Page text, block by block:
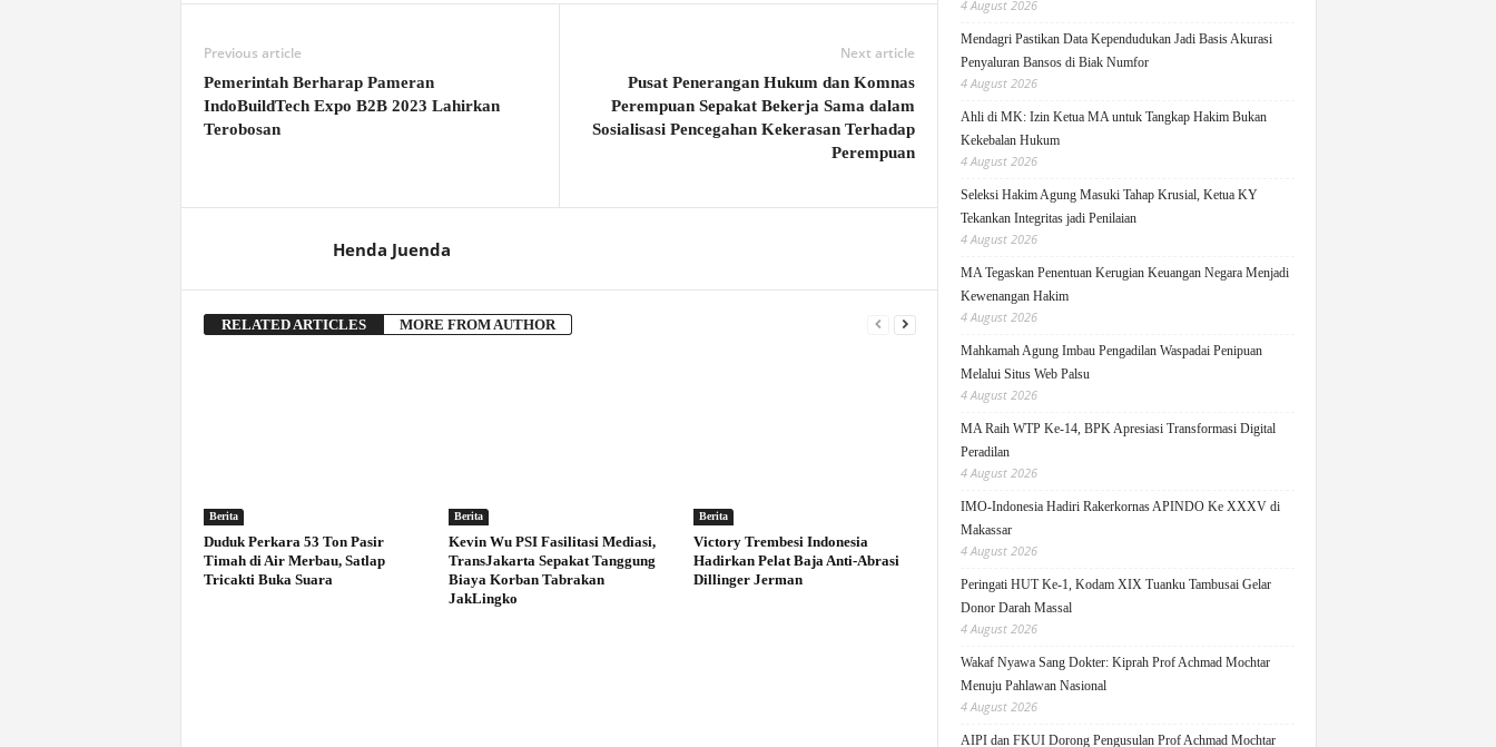
Previous article
Pemerintah Berharap Pameran
IndoBuildTech Expo B2B 2023 Lahirkan
Terobosan
Next article
Pusat Penerangan Hukum dan Komnas
Perempuan Sepakat Bekerja Sama dalam
Sosialisasi Pencegahan Kekerasan Terhadap
Perempuan
Henda Juenda
RELATED ARTICLES MORE FROM AUTHOR
Berita
Duduk Perkara 53 Ton Pasir
Timah di Air Merbau, Satlap
Tricakti Buka Suara
Berita
Kevin Wu PSI Fasilitasi Mediasi,
TransJakarta Sepakat Tanggung
Biaya Korban Tabrakan
JakLingko
Berita
Victory Trembesi Indonesia
Hadirkan Pelat Baja Anti-Abrasi
Dillinger Jerman
4 August 2026
Mendagri Pastikan Data Kependudukan Jadi Basis Akurasi
Penyaluran Bansos di Biak Numfor
4 August 2026
Ahli di MK: Izin Ketua MA untuk Tangkap Hakim Bukan
Kekebalan Hukum
4 August 2026
Seleksi Hakim Agung Masuki Tahap Krusial, Ketua KY
Tekankan Integritas jadi Penilaian
4 August 2026
MA Tegaskan Penentuan Kerugian Keuangan Negara Menjadi
Kewenangan Hakim
4 August 2026
Mahkamah Agung Imbau Pengadilan Waspadai Penipuan
Melalui Situs Web Palsu
4 August 2026
MA Raih WTP Ke-14, BPK Apresiasi Transformasi Digital
Peradilan
4 August 2026
IMO-Indonesia Hadiri Rakerkornas APINDO Ke XXXV di
Makassar
4 August 2026
Peringati HUT Ke-1, Kodam XIX Tuanku Tambusai Gelar
Donor Darah Massal
4 August 2026
Wakaf Nyawa Sang Dokter: Kiprah Prof Achmad Mochtar
Menuju Pahlawan Nasional
4 August 2026
AIPI dan FKUI Dorong Pengusulan Prof Achmad Mochtar